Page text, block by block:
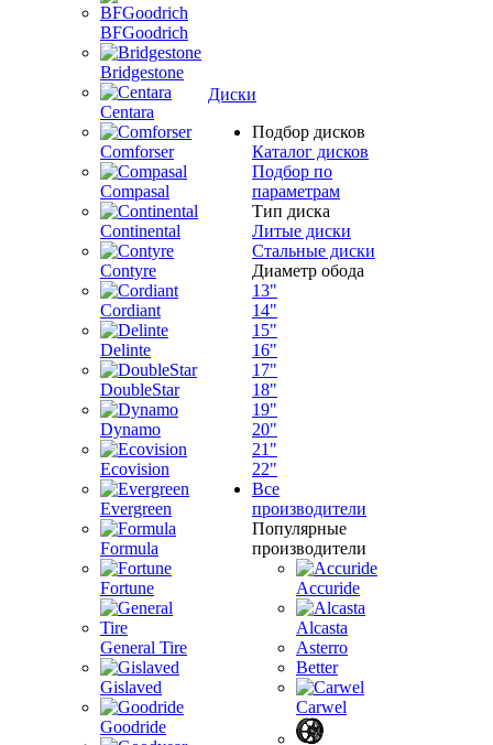
BFGoodrich
Bridgestone
Centara
Comforser
Compasal
Continental
Contyre
Cordiant
Delinte
DoubleStar
Dynamo
Ecovision
Evergreen
Formula
Fortune
General Tire
Gislaved
Goodride
Диски
Подбор дисков
Каталог дисков
Подбор по
параметрам
Тип диска
Литые диски
Стальные диски
Диаметр обода
13"
14"
15"
16"
17"
18"
19"
20"
21"
22"
Все
производители
Популярные
производители
Accuride
Alcasta
Asterro
Better
Carwel